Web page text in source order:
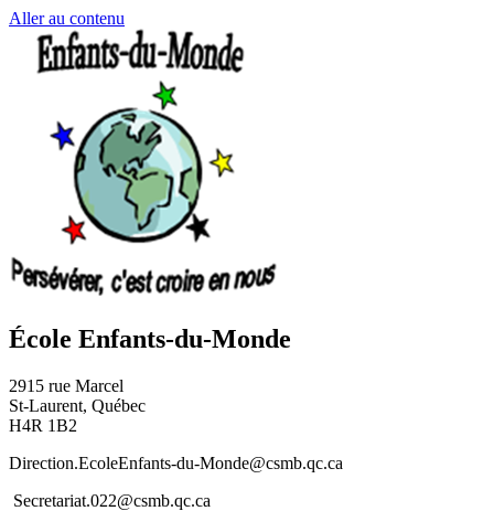
Aller au contenu
École Enfants-du-Monde
2915 rue Marcel
St-Laurent, Québec
H4R 1B2
Direction.EcoleEnfants-du-Monde@csmb.qc.ca
Secretariat.022@csmb.qc.ca